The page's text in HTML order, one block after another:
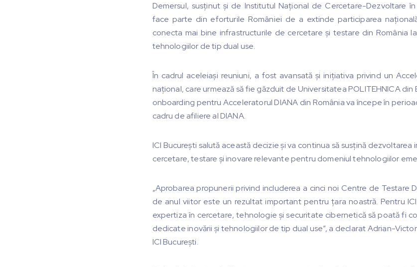
Demersul, susținut și de Institutul Național de Cercetare-Dezvoltare în
face parte din eforturile României de a extinde participarea
conecta mai bine infrastructurile de cercetare și testare din România
tehnologiilor de tip dual use.
În cadrul aceleiași reuniuni, a fost avansată și inițiativa privind un
național, care urmează să fie găzduit de Universitatea POLITEHNICA din
onboarding pentru Acceleratorul DIANA din România va începe în
cadru de afiliere al DIANA.
ICI București salută această decizie și va continua să susțină
cercetare, testare și inovare relevante pentru domeniul tehnologiilor
„Aprobarea propunerii privind includerea a cinci noi Centre de Testare
de anul viitor este un rezultat important pentru țara noastră. Pentru
expertiza în cercetare, tehnologie și securitate cibernetică să poată fi
dedicate inovării și tehnologiilor de tip dual use”, a declarat Adrian-
ICI București.